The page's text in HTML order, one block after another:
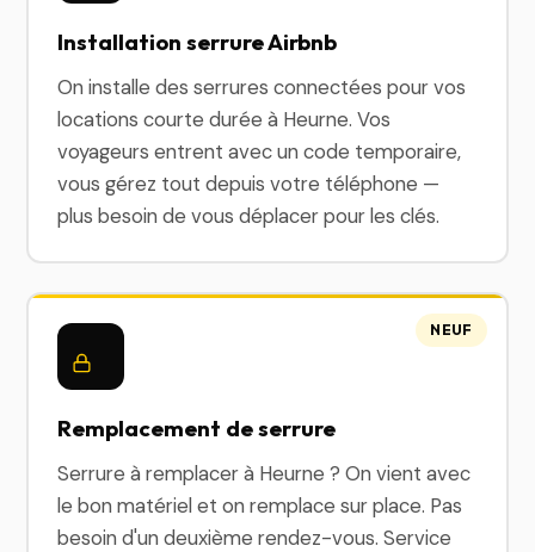
Installation serrure Airbnb
On installe des serrures connectées pour vos
locations courte durée à Heurne. Vos
voyageurs entrent avec un code temporaire,
vous gérez tout depuis votre téléphone —
plus besoin de vous déplacer pour les clés.
Remplacement de serrure
Serrure à remplacer à Heurne ? On vient avec
le bon matériel et on remplace sur place. Pas
besoin d'un deuxième rendez-vous. Service
NEUF